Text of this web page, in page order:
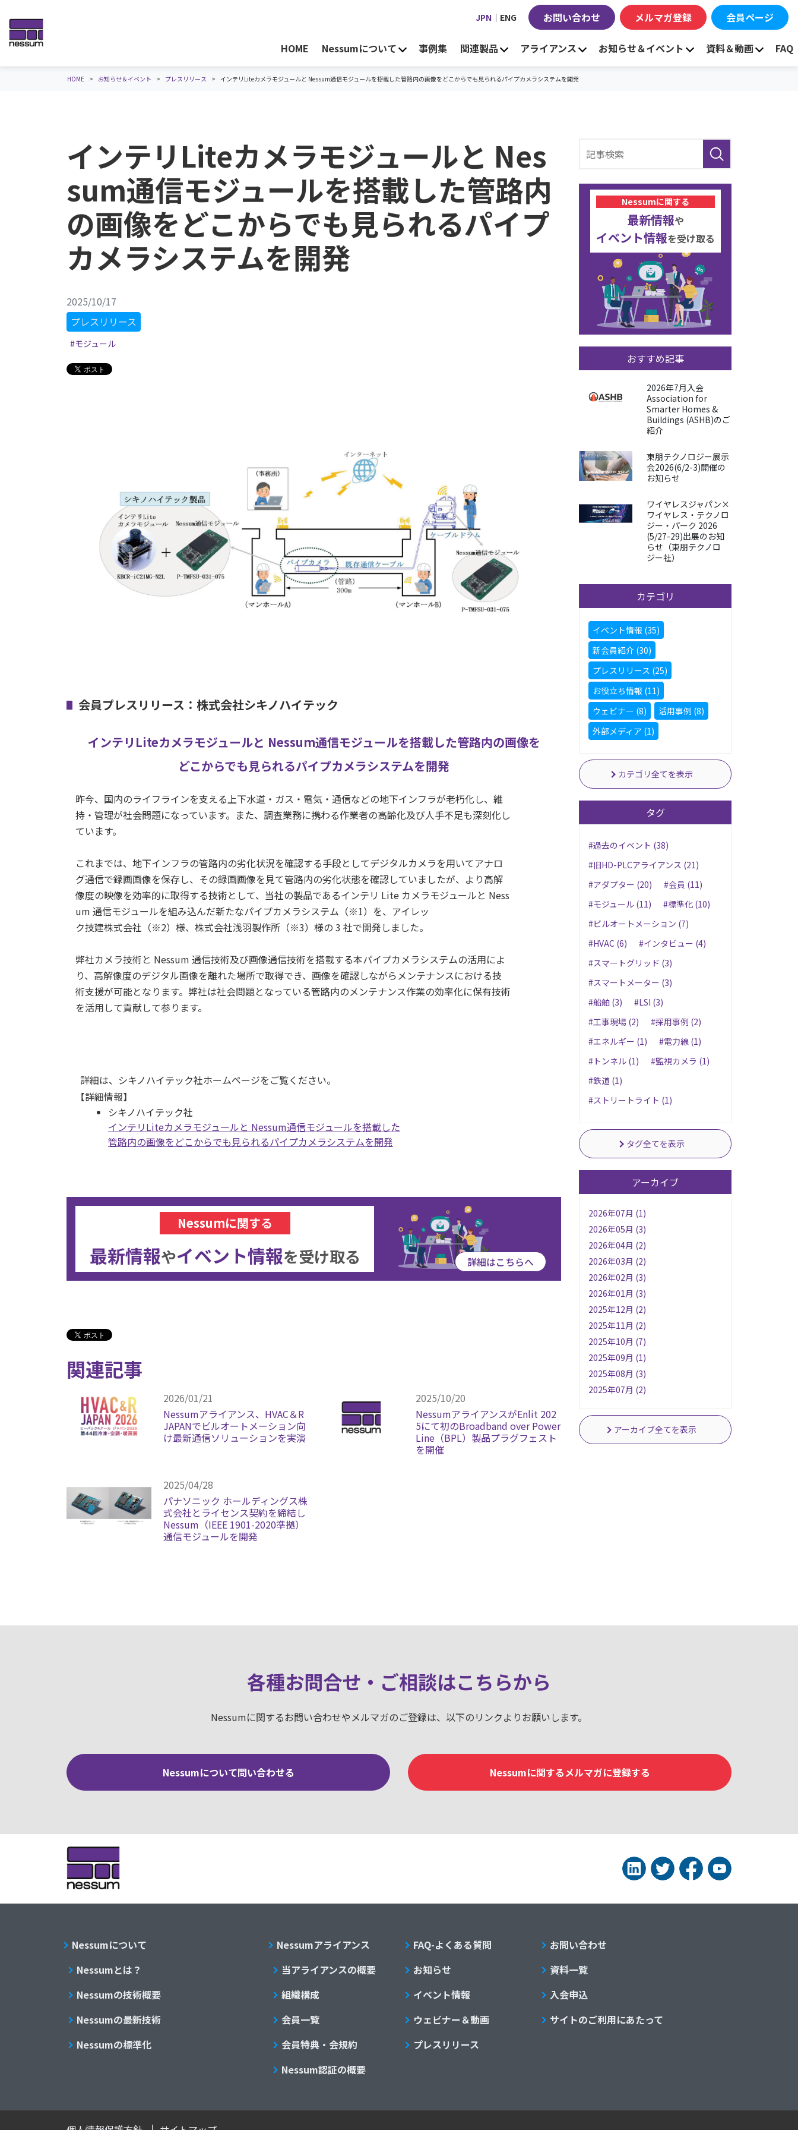
HOME Nessumについて 事例集 関連製品 アライアンス お知らせ＆イベント 資料＆動画 FAQ
JPN ｜ ENG お問い合わせ メルマガ登録 会員ページ
HOME お知らせ＆イベント プレスリリース インテリLiteカメラモジュールと Nessum通信モジュールを搭載した管路内の画像をどこからでも見られるパイプカメラシステムを開発
インテリLiteカメラモジュールと Nes
sum通信モジュールを搭載した管路内
の画像をどこからでも見られるパイプ
カメラシステムを開発
2025/10/17
プレスリリース
#モジュール
会員プレスリリース：株式会社シキノハイテック
インテリLiteカメラモジュールと Nessum通信モジュールを搭載した管路内の画像を
どこからでも見られるパイプカメラシステムを開発
昨今、国内のライフラインを支える上下水道・ガス・電気・通信などの地下インフラが老朽化し、維
持・管理が社会問題になっています。また、調査業務に携わる作業者の高齢化及び人手不足も深刻化し
ています。
これまでは、地下インフラの管路内の劣化状況を確認する手段としてデジタルカメラを用いてアナロ
グ通信で録画画像を保存し、その録画画像を見て管路内の劣化状態を確認していましたが、より高解
像度の映像を効率的に取得する技術として、当社の製品であるインテリ Lite カメラモジュールと Ness
um 通信モジュールを組み込んだ新たなパイプカメラシステム（※1）を、アイレッ
ク技建株式会社（※2）様、株式会社浅羽製作所（※3）様の 3 社で開発しました。
弊社カメラ技術と Nessum 通信技術及び画像通信技術を搭載する本パイプカメラシステムの活用によ
り、高解像度のデジタル画像を離れた場所で取得でき、画像を確認しながらメンテナンスにおける技
術支援が可能となります。弊社は社会問題となっている管路内のメンテナンス作業の効率化に保有技術
を活用して貢献して参ります。
詳細は、シキノハイテック社ホームページをご覧ください。
【詳細情報】
シキノハイテック社
インテリLiteカメラモジュールと Nessum通信モジュールを搭載した
管路内の画像をどこからでも見られるパイプカメラシステムを開発
Nessumに関する
最新情報やイベント情報を受け取る 詳細はこちらへ
関連記事
2026/01/21
Nessumアライアンス、HVAC＆R
JAPANでビルオートメーション向
け最新通信ソリューションを実演
2025/10/20
NessumアライアンスがEnlit 202
5にて初のBroadband over Power
Line（BPL）製品プラグフェスト
を開催
2025/04/28
パナソニック ホールディングス株
式会社とライセンス契約を締結し
Nessum（IEEE 1901-2020準拠）
通信モジュールを開発
Nessumに関する
最新情報や
イベント情報を受け取る
おすすめ記事
2026年7月入会
Association for
Smarter Homes &
Buildings (ASHB)のご
紹介
東朋テクノロジー展示
会2026(6/2-3)開催の
お知らせ
ワイヤレスジャパン×
ワイヤレス・テクノロ
ジー・パーク 2026
(5/27-29)出展のお知
らせ（東朋テクノロ
ジー社）
カテゴリ
イベント情報 (35)
新会員紹介 (30)
プレスリリース (25)
お役立ち情報 (11)
ウェビナー (8)
活用事例 (8)
外部メディア (1)
カテゴリ全てを表示
タグ
#過去のイベント (38)
#旧HD-PLCアライアンス (21)
#アダプター (20)
#会員 (11)
#モジュール (11)
#標準化 (10)
#ビルオートメーション (7)
#HVAC (6)
#インタビュー (4)
#スマートグリッド (3)
#スマートメーター (3)
#船舶 (3)
#LSI (3)
#工事現場 (2)
#採用事例 (2)
#エネルギー (1)
#電力線 (1)
#トンネル (1)
#監視カメラ (1)
#鉄道 (1)
#ストリートライト (1)
タグ全てを表示
アーカイブ
2026年07月 (1)
2026年05月 (3)
2026年04月 (2)
2026年03月 (2)
2026年02月 (3)
2026年01月 (3)
2025年12月 (2)
2025年11月 (2)
2025年10月 (7)
2025年09月 (1)
2025年08月 (3)
2025年07月 (2)
アーカイブ全てを表示
各種お問合せ・ご相談はこちらから
Nessumに関するお問い合わせやメルマガのご登録は、以下のリンクよりお願いします。
Nessumについて問い合わせる Nessumに関するメルマガに登録する
Nessumについて
Nessumとは？
Nessumの技術概要
Nessumの最新技術
Nessumの標準化
Nessumアライアンス
当アライアンスの概要
組織構成
会員一覧
会員特典・会規約
Nessum認証の概要
FAQ-よくある質問
お知らせ
イベント情報
ウェビナー＆動画
プレスリリース
お問い合わせ
資料一覧
入会申込
サイトのご利用にあたって